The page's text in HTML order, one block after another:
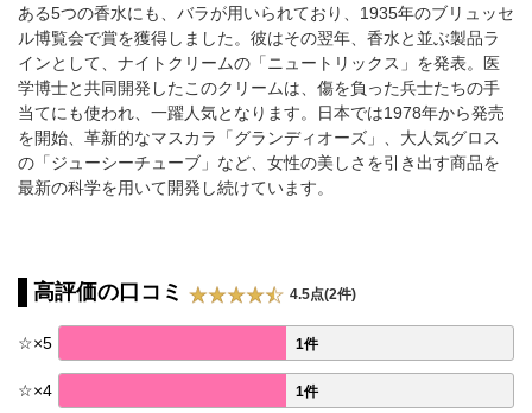
ある5つの香水にも、バラが用いられており、1935年のブリュッセ
ル博覧会で賞を獲得しました。彼はその翌年、香水と並ぶ製品ラ
インとして、ナイトクリームの「ニュートリックス」を発表。医
学博士と共同開発したこのクリームは、傷を負った兵士たちの手
当てにも使われ、一躍人気となります。日本では1978年から発売
を開始、革新的なマスカラ「グランディオーズ」、大人気グロス
の「ジューシーチューブ」など、女性の美しさを引き出す商品を
最新の科学を用いて開発し続けています。
高評価の口コミ 4.5点(2件)
☆×5 1件
☆×4 1件